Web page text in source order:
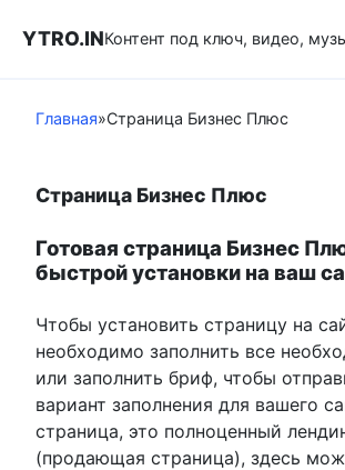
YTRO.INКонтент под ключ, видео,
Главная»Страница Бизнес Плюс
Страница Бизнес Плюс
Готовая страница Бизнес
быстрой установки на ваш
Чтобы установить страницу на
необходимо заполнить все
или заполнить бриф, чтобы
вариант заполнения для вашего
страница, это полноценный
(продающая страница), здесь